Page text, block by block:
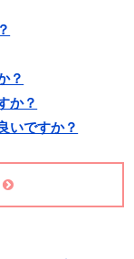
？
か？
いですか？